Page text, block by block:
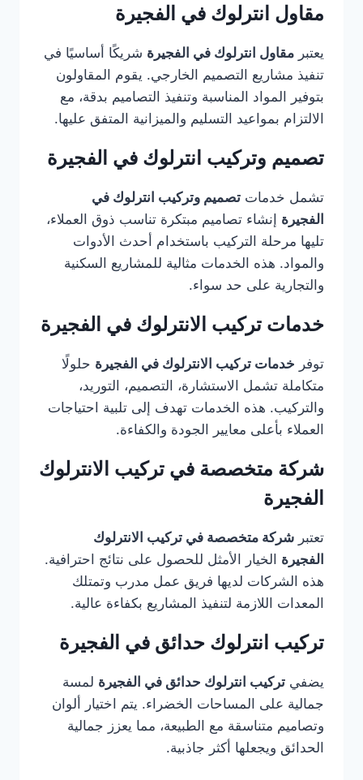
مقاول انترلوك في الفجيرة
يعتبر مقاول انترلوك في الفجيرة شريكًا أساسيًا في
تنفيذ مشاريع التصميم الخارجي. يقوم المقاولون
بتوفير المواد المناسبة وتنفيذ التصاميم بدقة، مع
الالتزام بمواعيد التسليم والميزانية المتفق عليها.
تصميم وتركيب انترلوك في الفجيرة
تشمل خدمات تصميم وتركيب انترلوك في
الفجيرة إنشاء تصاميم مبتكرة تناسب ذوق العملاء،
تليها مرحلة التركيب باستخدام أحدث الأدوات
والمواد. هذه الخدمات مثالية للمشاريع السكنية
والتجارية على حد سواء.
خدمات تركيب الانترلوك في الفجيرة
توفر خدمات تركيب الانترلوك في الفجيرة حلولًا
متكاملة تشمل الاستشارة، التصميم، التوريد،
والتركيب. هذه الخدمات تهدف إلى تلبية احتياجات
العملاء بأعلى معايير الجودة والكفاءة.
شركة متخصصة في تركيب الانترلوك
الفجيرة
تعتبر شركة متخصصة في تركيب الانترلوك
الفجيرة الخيار الأمثل للحصول على نتائج احترافية.
هذه الشركات لديها فريق عمل مدرب وتمتلك
المعدات اللازمة لتنفيذ المشاريع بكفاءة عالية.
تركيب انترلوك حدائق في الفجيرة
يضفي تركيب انترلوك حدائق في الفجيرة لمسة
جمالية على المساحات الخضراء. يتم اختيار ألوان
وتصاميم متناسقة مع الطبيعة، مما يعزز جمالية
الحدائق ويجعلها أكثر جاذبية.